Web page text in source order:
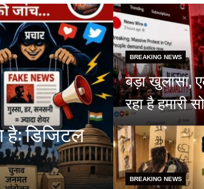
है: डिजिटल
BREAKING NEWS
बड़ा खुलासा,
रहा है हमारी
BREAKING NEWS